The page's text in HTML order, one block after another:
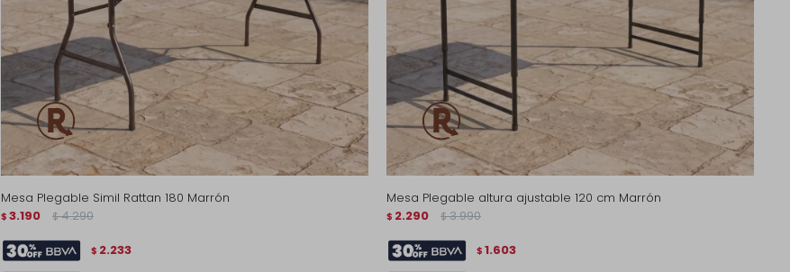
Mesa Plegable Simil Rattan 180 Marrón
$ 3.190 $ 4.290
$ 2.233
Mesa Plegable altura ajustable 120 cm Marrón
$ 2.290 $ 3.990
$ 1.603